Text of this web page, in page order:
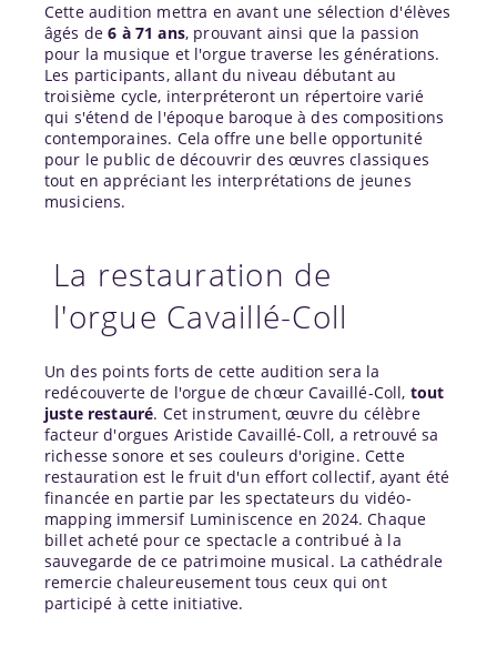
Cette audition mettra en avant une sélection d'élèves
âgés de6 à 71 ans, prouvant ainsi que la passion
pour la musique et l'orgue traverse les générations.
Les participants, allant du niveau débutant au
troisième cycle, interpréteront un répertoire varié
qui s'étend de l'époque baroque à des compositions
contemporaines. Cela offre une belle opportunité
pour le public de découvrir des œuvres classiques
tout en appréciant les interprétations de jeunes
musiciens.
La restauration de
l'orgue Cavaillé-Coll
Un des points forts de cette audition sera la
redécouverte de l'orgue de chœur Cavaillé-Coll, tout
juste restauré. Cet instrument, œuvre du célèbre
facteur d'orgues Aristide Cavaillé-Coll, a retrouvé sa
richesse sonore et ses couleurs d'origine. Cette
restauration est le fruit d'un effort collectif, ayant été
financée en partie par les spectateurs du vidéo-
mapping immersif Luminiscence en 2024. Chaque
billet acheté pour ce spectacle a contribué à la
sauvegarde de ce patrimoine musical. La cathédrale
remercie chaleureusement tous ceux qui ont
participé à cette initiative.